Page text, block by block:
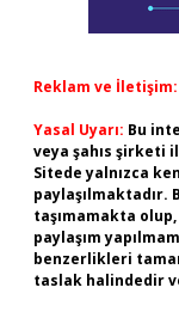
Reklam ve İletişim:
Yasal Uyarı: Bu
veya şahıs şirketi
Sitede yalnızca
taşımamakta
paylaşım
benzerlikleri
taslak halindedir